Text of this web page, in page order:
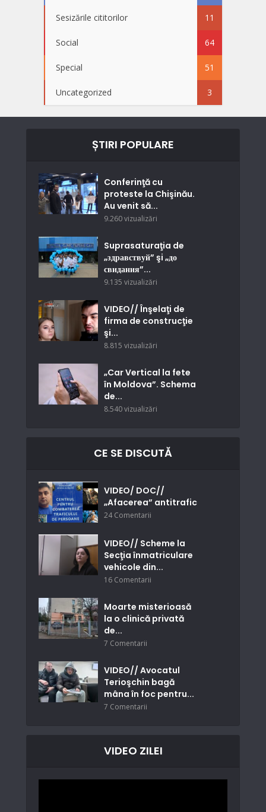
Sesizările cititorilor 11
Social 64
Special 51
Uncategorized 3
ȘTIRI POPULARE
Conferinţă cu
proteste la Chişinău.
Au venit să...
9.260 vizualizări
Suprasaturaţia de
„здравствуй” şi „до
свидания”...
9.135 vizualizări
VIDEO// Înşelaţi de
firma de construcţie
şi...
8.815 vizualizări
„Car Vertical la fete
în Moldova”. Schema
de...
8.540 vizualizări
CE SE DISCUTĂ
VIDEO/ DOC//
„Afacerea” antitrafic
24 Comentarii
VIDEO// Scheme la
Secţia înmatriculare
vehicole din...
16 Comentarii
Moarte misterioasă
la o clinică privată
de...
7 Comentarii
VIDEO// Avocatul
Terioşchin bagă
mâna în foc pentru...
7 Comentarii
VIDEO ZILEI